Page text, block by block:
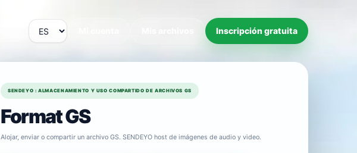
Inscripción gratuita
SENDEYO : ALMACENAMIENTO Y USO COMPARTIDO DE ARCHIVOS GS
Format GS
Alojar, enviar o compartir un archivo GS. SENDEYO host de imágenes de audio y video.